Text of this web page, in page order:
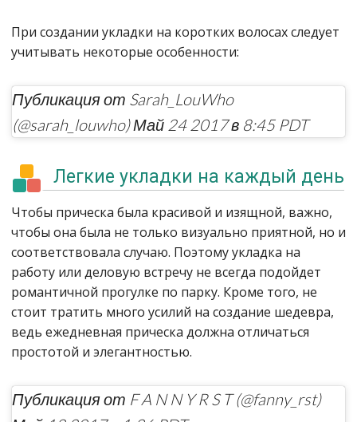
При создании укладки на коротких волосах следует
учитывать некоторые особенности:
Публикация от Sarah_LouWho
(@sarah_louwho) Май 24 2017 в 8:45 PDT
Легкие укладки на каждый день
Чтобы прическа была красивой и изящной, важно,
чтобы она была не только визуально приятной, но и
соответствовала случаю. Поэтому укладка на
работу или деловую встречу не всегда подойдет
романтичной прогулке по парку. Кроме того, не
стоит тратить много усилий на создание шедевра,
ведь ежедневная прическа должна отличаться
простотой и элегантностью.
Публикация от F A N N Y R S T (@fanny_rst)